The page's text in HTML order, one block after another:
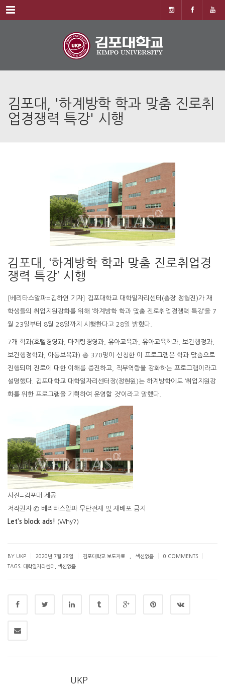
Menu
김포대, '하계방학 학과 맞춤 진로취
업경쟁력 특강' 시행
김포대, ‘하계방학 학과 맞춤 진로취업경
쟁력 특강’ 시행
[베리타스알파=김하연 기자] 김포대학교 대학일자리센터(총장 정형진)가 재
학생들의 취업지원강화를 위해 ‘하계방학 학과 맞춤 진로취업경쟁력 특강’을 7
월 23일부터 8월 28일까지 시행한다고 28일 밝혔다.
7개 학과(호텔경영과, 마케팅경영과, 유아교육과, 유아교육학과, 보건행정과,
보건행정학과, 아동보육과) 총 370명이 신청한 이 프로그램은 학과 맞춤으로
진행되며 진로에 대한 이해를 증진하고, 직무역량을 강화하는 프로그램이라고
설명했다. 김포대학교 대학일자리센터장(정현원)는 하계방학에도 ‘취업지원강
화를 위한 프로그램을 기획하여 운영할 것’이라고 말했다.
사진=김포대 제공
저작권자 © 베리타스알파 무단전재 및 재배포 금지
Let’s block ads! (Why?)
BY UKP 2020년 7월 28일 김포대학교 보도자료 섹션없음 0 COMMENTS
TAGS: 대학일자리센터 섹션없음
UKP